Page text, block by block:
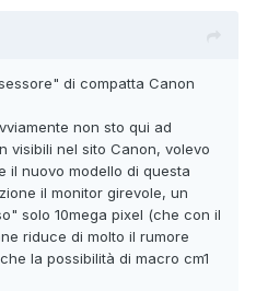
di compatta Canon
non sto qui ad
visibili nel sito Canon, volevo
il nuovo modello di questa
il monitor girevole, un
solo 10mega pixel (che con il
riduce di molto il rumore
la possibilità di macro cm1